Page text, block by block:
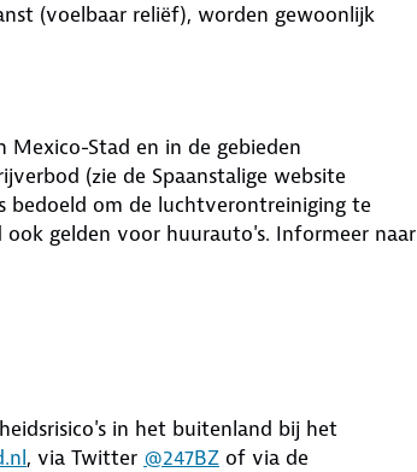
(voelbaar reliëf), worden gewoonlijk
Mexico-Stad en in de gebieden
(zie de Spaanstalige website
om de luchtverontreiniging te
gelden voor huurauto's. Informeer naar
in het buitenland bij het
, via Twitter @247BZ of via de